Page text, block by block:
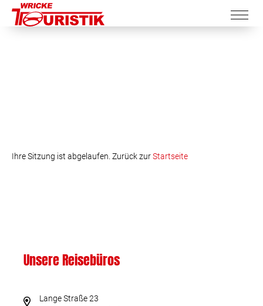
Ihre Sitzung ist abgelaufen. Zurück zurStartseite
Unsere Reisebüros
Lange Straße 23